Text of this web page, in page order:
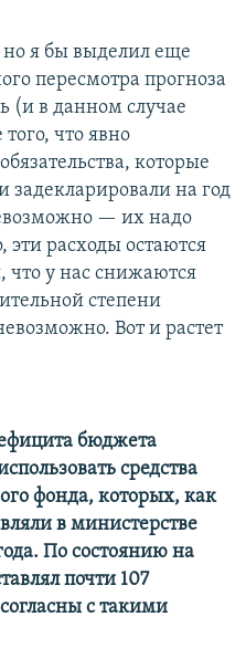
я бы выделил еще
пересмотра прогноза
(и в данном случае
что явно
которые
на год
— их надо
эти расходы остаются
что у нас снижаются
степени
Вот и растет
бюджета
средства
фонда, которых, как
в министерстве
По состоянию на
почти 107
с такими